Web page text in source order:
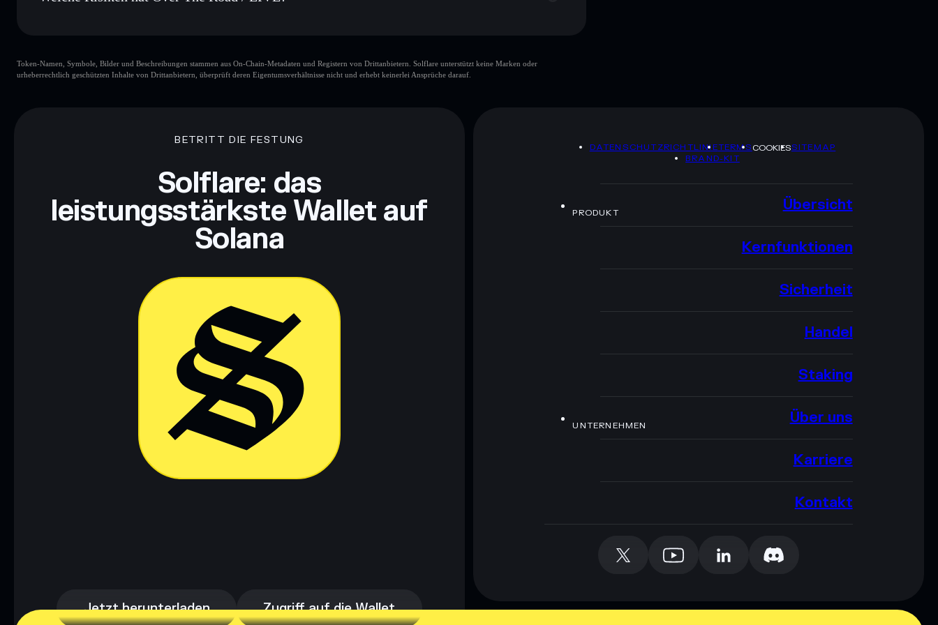
Token-Namen, Symbole, Bilder und Beschreibungen stammen aus On-Chain-Metadaten und Registern von Drittanbietern. Solflare unterstützt keine Marken oder
urheberrechtlich geschützten Inhalte von Drittanbietern, überprüft deren Eigentumsverhältnisse nicht und erhebt keinerlei Ansprüche darauf.
BETRITT DIE FESTUNG
Solflare: das
leistungsstärkste Wallet auf
Solana
Jetzt herunterladen Zugriff auf die Wallet
DATENSCHUTZRICHTLINIETERMSCOOKIESSITEMAP
BRAND-KIT
PRODUKT Übersicht
Kernfunktionen
Sicherheit
Handel
Staking
UNTERNEHMEN Über uns
Karriere
Kontakt